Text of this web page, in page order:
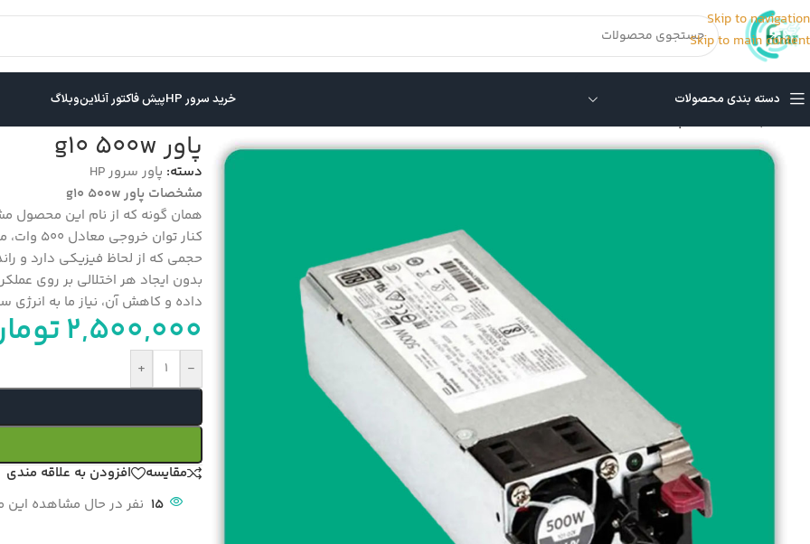
Skip to navigation
Skip to main content
دسته بندی محصولات خرید سرور HP پیش فاکتور آنلاینوبلاگ
پاور g10 500w
دسته: پاور سرور HP
مشخصات پاور
حجمی که از لحاظ فیزیکی دارد و
بدون ایجاد هر اختلالی بر روی
داده و کاهش آن، نیاز ما به
2,500,000
-
+
مقایسه
افزودن به علاقه مندی
15 نفر در حال مشاهده